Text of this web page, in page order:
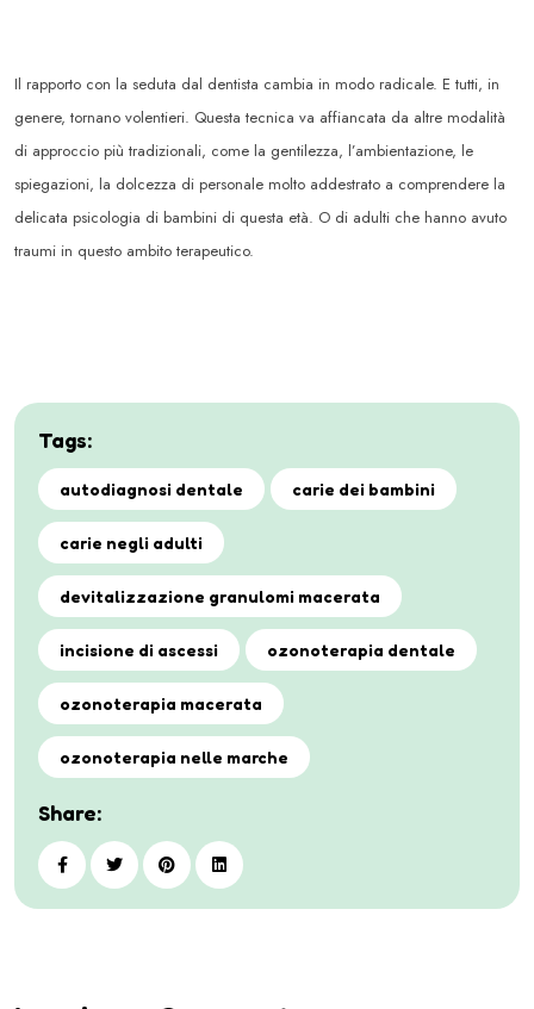
Il rapporto con la seduta dal dentista cambia in modo radicale. E tutti, in
genere, tornano volentieri. Questa tecnica va affiancata da altre modalità
di approccio più tradizionali, come la gentilezza, l’ambientazione, le
spiegazioni, la dolcezza di personale molto addestrato a comprendere la
delicata psicologia di bambini di questa età. O di adulti che hanno avuto
traumi in questo ambito terapeutico.
Tags:
autodiagnosi dentale carie dei bambini
carie negli adulti
devitalizzazione granulomi macerata
incisione di ascessi ozonoterapia dentale
ozonoterapia macerata
ozonoterapia nelle marche
Share: